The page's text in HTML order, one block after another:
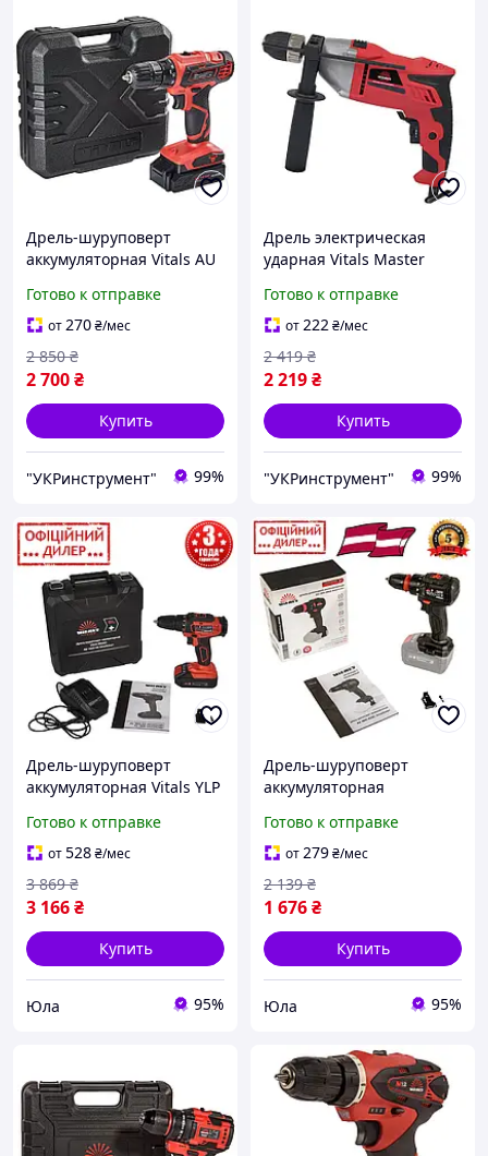
Дрель-шуруповерт
аккумуляторная Vitals AU
Готово к отправке
от270₴/мес
2 700₴
2 850 ₴
Купить
"УКРинструмент" 99%
Дрель электрическая
ударная Vitals Master
Готово к отправке
от222₴/мес
2 219₴
2 419 ₴
Купить
"УКРинструмент" 99%
Дрель-шуруповерт
аккумуляторная Vitals YLP
SmartLine+ (18В, 2 Ач, 25
Нм) для дачи, для дома
Готово к отправке
от528₴/мес
3 166₴
3 869 ₴
Купить
Юла 95%
Дрель-шуруповерт
аккумуляторная
Professional AU 1840 BSQC
SmartLine+ (Без АКБ и З40
Нм)
Готово к отправке
от279₴/мес
1 676₴
2 139 ₴
Купить
Юла 95%